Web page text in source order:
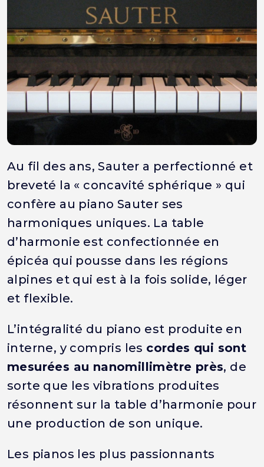
Au fil des ans, Sauter a perfectionné et
breveté la « concavité sphérique » qui
confère au piano Sauter ses
harmoniques uniques. La table
d’harmonie est confectionnée en
épicéa qui pousse dans les régions
alpines et qui est à la fois solide, léger
et flexible.
L’intégralité du piano est produite en
interne, y compris les cordes qui sont
mesurées au nanomillimètre près, de
sorte que les vibrations produites
résonnent sur la table d’harmonie pour
une production de son unique.
Les pianos les plus passionnants